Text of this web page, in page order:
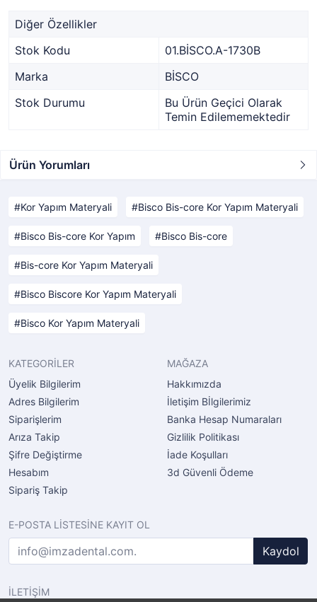
Diğer Özellikler
Stok Kodu
01.BİSCO.A-1730B
Marka
BİSCO
Stok Durumu
Bu Ürün Geçici Olarak
Temin Edilememektedir
Ürün Yorumları
Kor Yapım Materyali Bisco Bis-core Kor Yapım Materyali
Bisco Bis-core Kor Yapım Bisco Bis-core
Bis-core Kor Yapım Materyali
Bisco Biscore Kor Yapım Materyali
Bisco Kor Yapım Materyali
KATEGORİLER
Üyelik Bilgilerim
Adres Bilgilerim
Siparişlerim
Arıza Takip
Şifre Değiştirme
Hesabım
Sipariş Takip
MAĞAZA
Hakkımızda
İletişim Bİlgilerimiz
Banka Hesap Numaraları
Gizlilik Politikası
İade Koşulları
3d Güvenli Ödeme
E-POSTA LİSTESİNE KAYIT OL
Kaydol
İLETİŞİM